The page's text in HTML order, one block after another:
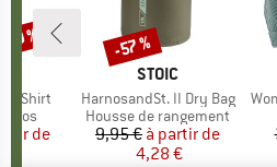
T-Shirt
réduit
de
%
MARQUE
STOIC
Article
HarnosandSt. II Dry Bag
Product group
Housse de rangement
Prix
9,95 € Prix réduit
à partir de
4,28 €
Remise
-57 %